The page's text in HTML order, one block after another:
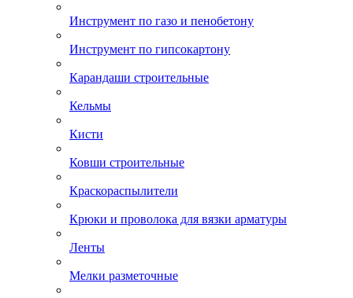
Инструмент по газо и пенобетону
Инструмент по гипсокартону
Карандаши строительные
Кельмы
Кисти
Ковши строительные
Краскораспылители
Крюки и проволока для вязки арматуры
Ленты
Мелки разметочные